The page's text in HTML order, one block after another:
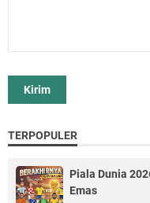
TERPOPULER
Piala Dunia
Emas